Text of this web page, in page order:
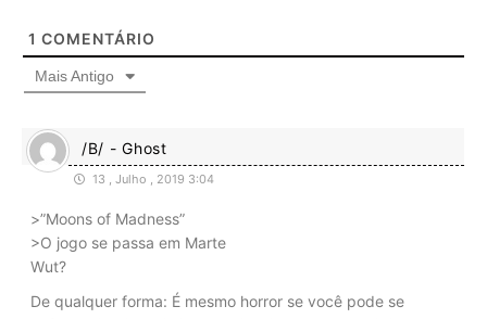
1 COMENTÁRIO
Mais Antigo
/B/ - Ghost
13 , Julho , 2019 3:04
>”Moons of Madness”
>O jogo se passa em Marte
Wut?
De qualquer forma: É mesmo horror se você pode se